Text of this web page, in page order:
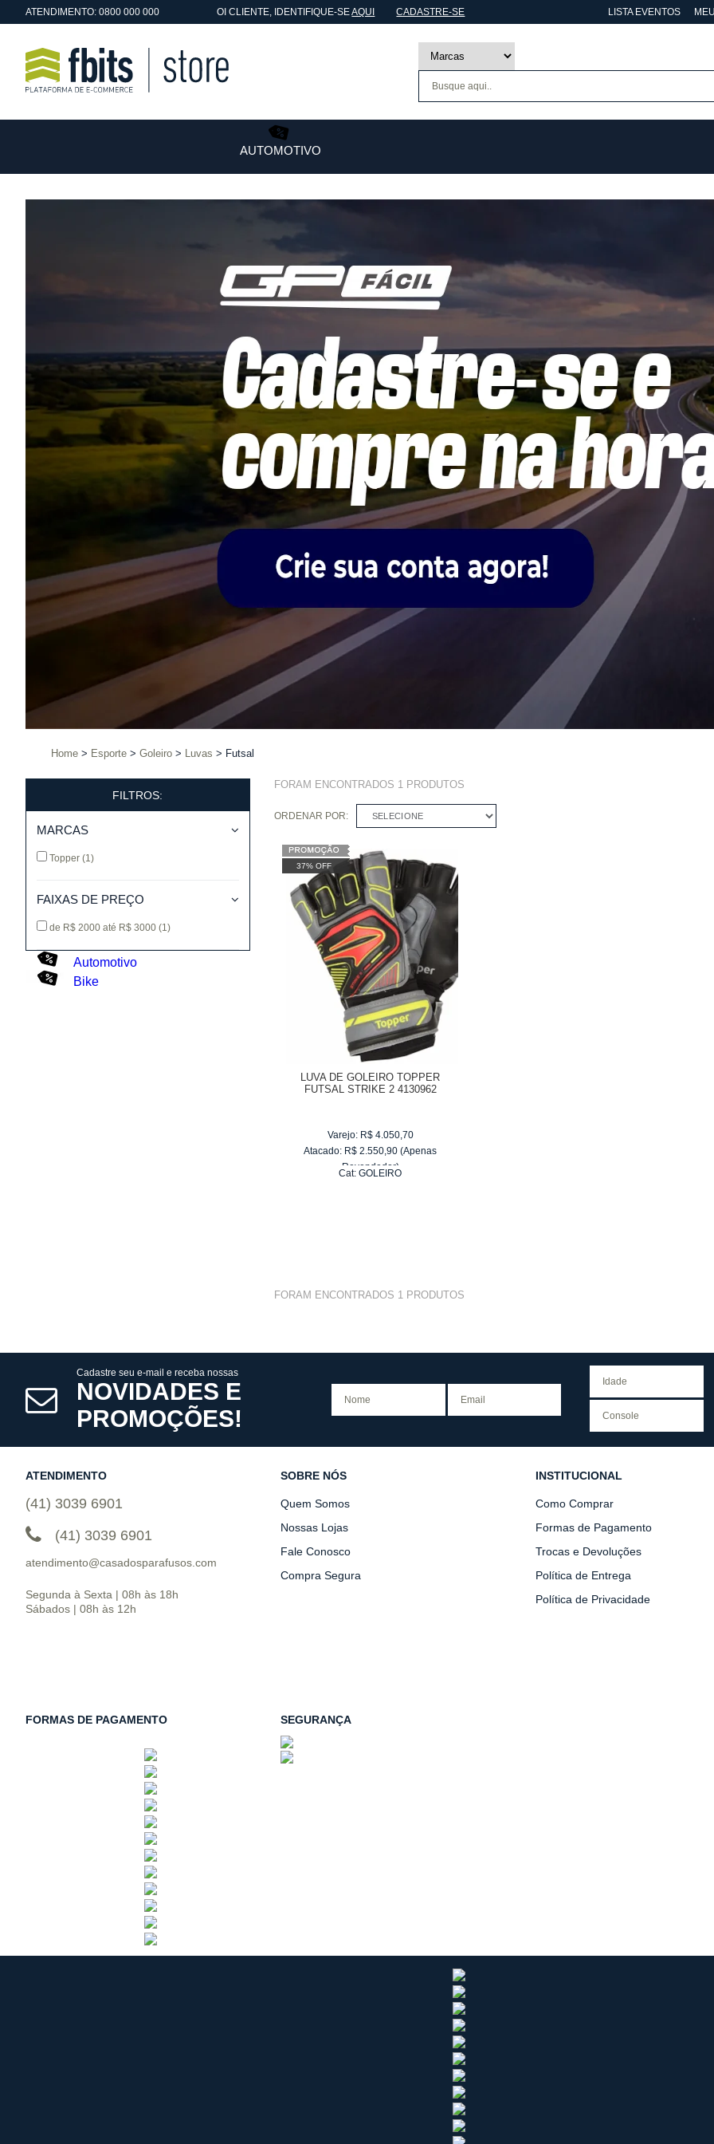
ATENDIMENTO: 0800 000 000 OICLIENTE, IDENTIFIQUE-SEAQUI CADASTRE-SE LISTA EVENTOS
AUTOMOTIVO
Home Esporte Goleiro Luvas Futsal
FILTROS:
MARCAS
Topper (1)
FAIXAS DE PREÇO
de R$ 2000 até R$ 3000 (1)
Automotivo
Bike
FORAM ENCONTRADOS 1PRODUTOS
ORDENAR POR: SELECIONE
37% OFF
LUVA DE GOLEIRO TOPPER
FUTSAL STRIKE 2 4130962
Varejo: R$ 4.050,70
Atacado: R$ 2.550,90 (Apenas
Revendedor)
Cat:GOLEIRO
FORAM ENCONTRADOS 1PRODUTOS
Cadastre seu e-mail e receba nossas
NOVIDADES E
PROMOÇÕES!
ATENDIMENTO
(41) 3039 6901
(41) 3039 6901
atendimento@casadosparafusos.com
Segunda à Sexta | 08h às 18h
Sábados | 08h às 12h
SOBRE NÓS
Quem Somos
Nossas Lojas
Fale Conosco
Compra Segura
INSTITUCIONAL
Como Comprar
Formas de Pagamento
Trocas e Devoluções
Política de Entrega
Política de Privacidade
FORMAS DE PAGAMENTO SEGURANÇA